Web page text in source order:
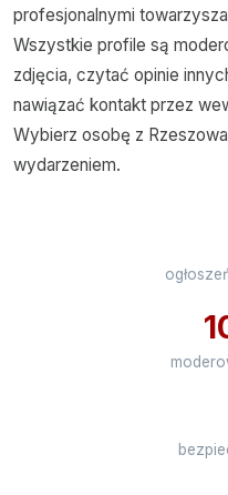
profesjonalnymi
Wszystkie profile są
zdjęcia, czytać opinie
nawiązać kontakt przez
Wybierz osobę z
wydarzeniem.